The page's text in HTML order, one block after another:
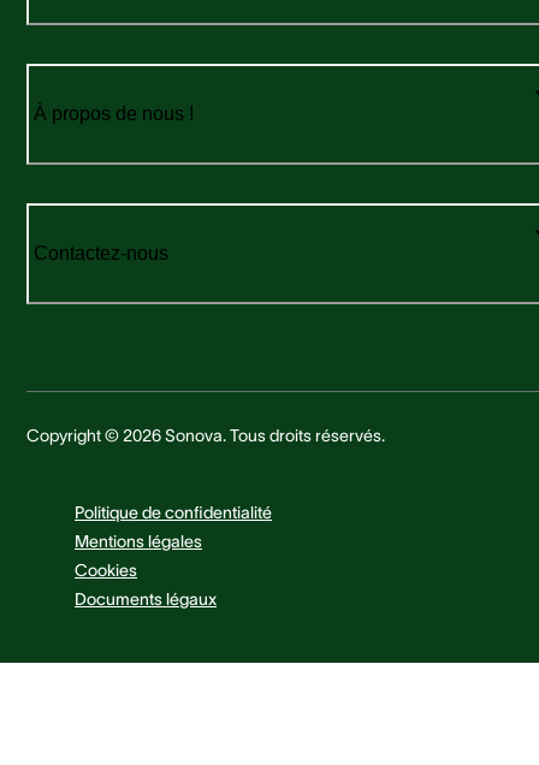
À propos de nous !
Contactez-nous
Copyright © 2026 Sonova. Tous droits réservés.
Politique de confidentialité
Mentions légales
Cookies
Documents légaux